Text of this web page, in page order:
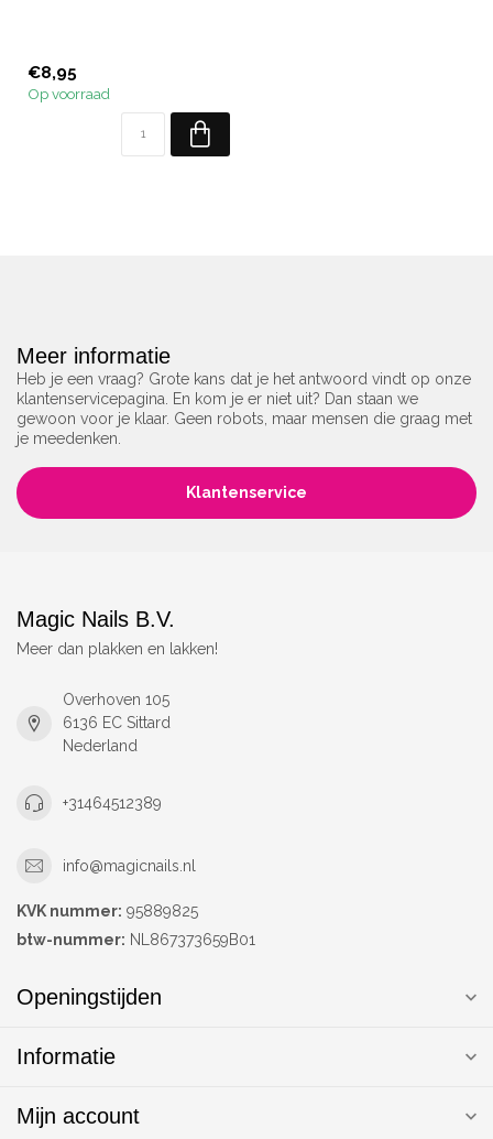
€8,95
Op voorraad
Meer informatie
Heb je een vraag? Grote kans dat je het antwoord vindt op onze
klantenservicepagina. En kom je er niet uit? Dan staan we
gewoon voor je klaar. Geen robots, maar mensen die graag met
je meedenken.
Klantenservice
Magic Nails B.V.
Meer dan plakken en lakken!
Overhoven 105
6136 EC Sittard
Nederland
+31464512389
info@magicnails.nl
KVK nummer: 95889825
btw-nummer: NL867373659B01
Openingstijden
Informatie
Mijn account